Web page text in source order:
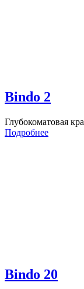
Bindo 2
Глубокоматовая
Подробнее
Bindo 20